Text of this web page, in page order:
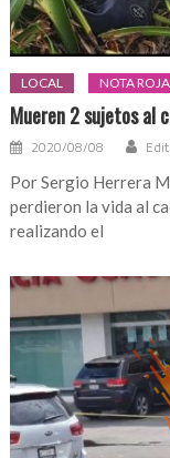
LOCAL NOTA ROJA
Mueren 2 sujetos al
2020/08/08
Por Sergio Herrera
perdieron la vida al
realizando el